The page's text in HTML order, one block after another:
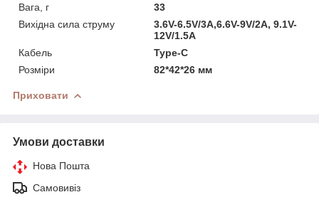
Вага, г
33
Вихідна сила струму
3.6V-6.5V/3A,6.6V-9V/2A, 9.1V-
12V/1.5A
Кабель
Type-C
Розміри
82*42*26 мм
Приховати
Умови доставки
Нова Пошта
Самовивіз